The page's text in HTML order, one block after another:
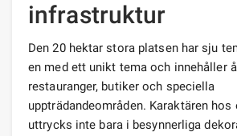
infrastruktur
Den 20 hektar stora platsen har sju
en med ett unikt tema och innehåller
restauranger, butiker och speciella
uppträdandeområden. Karaktären hos
uttrycks inte bara i besynnerliga